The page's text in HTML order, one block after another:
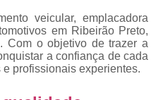
Mercosul
Mercosul Ribeirão
Emplacamento Placa Mercosul
do Emplacamento da Placa
veicular, emplacadora
em Ribeirão Preto,
Com o objetivo de trazer a
a confiança de cada
profissionais experientes.